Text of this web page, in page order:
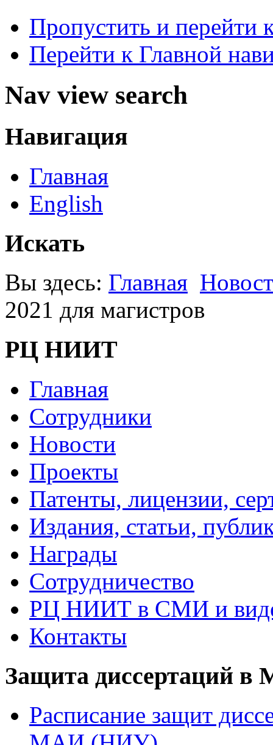
Пропустить и перейти
Перейти к Главной
Nav view search
Навигация
Главная
English
Искать
Вы здесь: Главная
2021 для магистров
РЦ НИИТ
Главная
Сотрудники
Новости
Проекты
Патенты, лицензии,
Издания, статьи,
Награды
Сотрудничество
РЦ НИИТ в СМИ и
Контакты
Защита диссертаций
Расписание защит